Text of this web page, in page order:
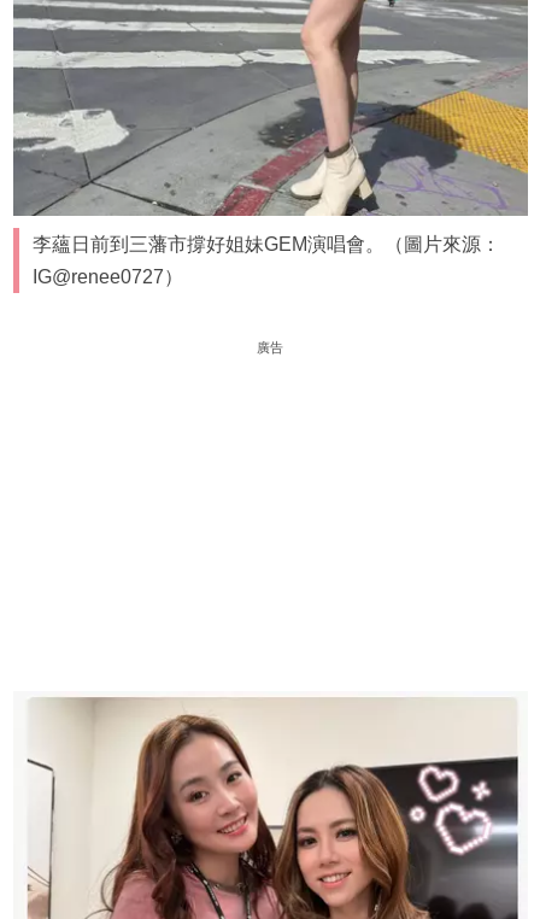
李蘊日前到三藩市撐好姐妹GEM演唱會。（圖片來源：
IG@renee0727）
廣告